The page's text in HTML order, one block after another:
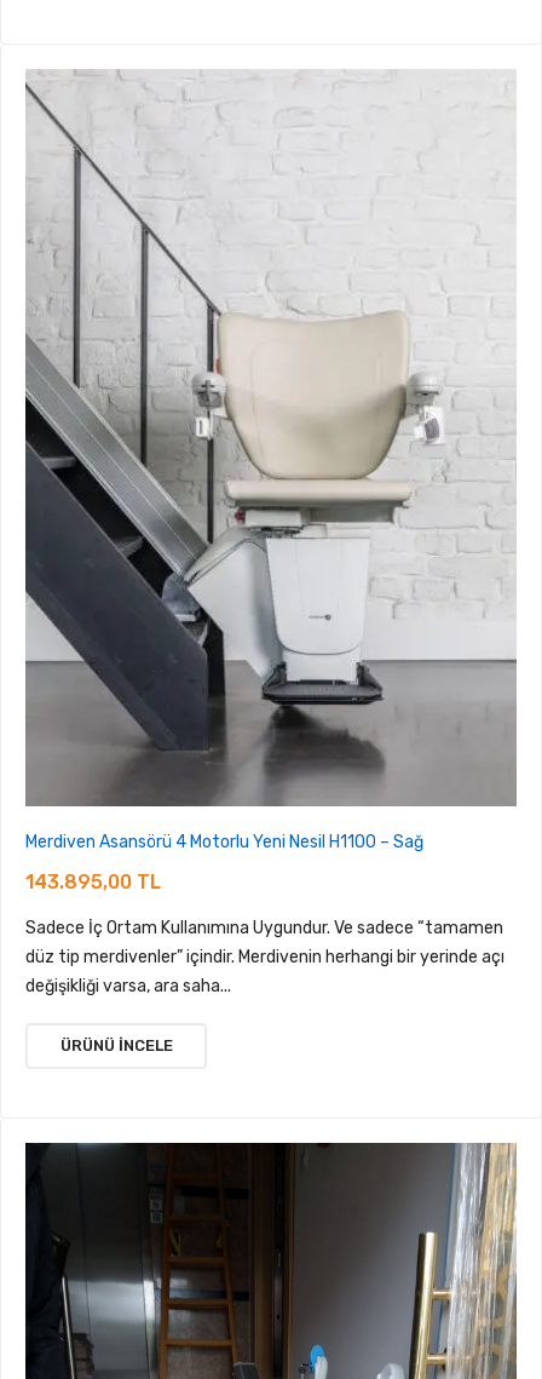
Merdiven Asansörü 4 Motorlu Yeni Nesil H1100 – Sağ
143.895,00 TL
Sadece İç Ortam Kullanımına Uygundur. Ve sadece “tamamen
düz tip merdivenler” içindir. Merdivenin herhangi bir yerinde açı
değişikliği varsa, ara saha...
ÜRÜNÜ İNCELE